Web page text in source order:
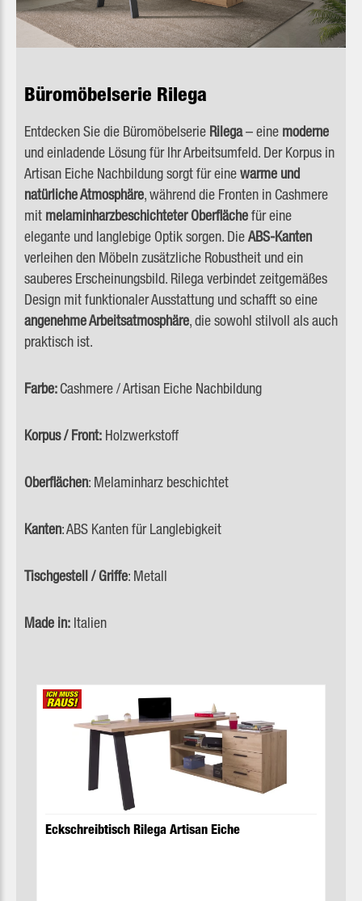
Büromöbelserie Rilega
Entdecken Sie die Büromöbelserie Rilega– eine moderne
und einladende Lösung für Ihr Arbeitsumfeld. Der Korpus in
Artisan Eiche Nachbildung sorgt für einewarme und
natürliche Atmosphäre, während die Fronten in Cashmere
mit melaminharzbeschichteter Oberflächefür eine
elegante und langlebige Optik sorgen. DieABS-Kanten
verleihen den Möbeln zusätzliche Robustheit und ein
sauberes Erscheinungsbild. Rilega verbindet zeitgemäßes
Design mit funktionaler Ausstattung und schafft so eine
angenehme Arbeitsatmosphäre, die sowohl stilvoll als auch
praktisch ist.
Farbe:Cashmere / Artisan Eiche Nachbildung
Korpus / Front: Holzwerkstoff
Oberflächen: Melaminharz beschichtet
Kanten: ABS Kanten für Langlebigkeit
Tischgestell / Griffe: Metall
Made in: Italien
Produktgalerie überspringen
Eckschreibtisch Rilega Artisan Eiche